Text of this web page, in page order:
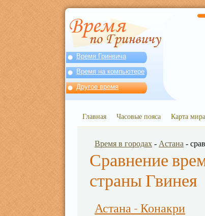
Время Гринвича
Время на компьютере
Другое время
Главная Часовые пояса Карта мира
Время в городах - Астана -
Сравнение
страны Гвинея
Астана - Конакри